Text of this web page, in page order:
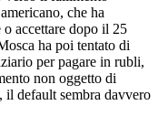
che ha
accettare dopo il 25
ha poi tentato di
per pagare in rubli,
non oggetto di
il default sembra davvero